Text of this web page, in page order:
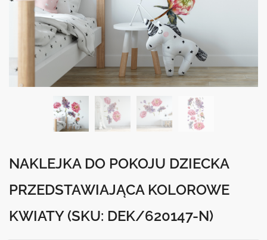
NAKLEJKA DO POKOJU DZIECKA
PRZEDSTAWIAJĄCA KOLOROWE
KWIATY (SKU: DEK/620147-N)